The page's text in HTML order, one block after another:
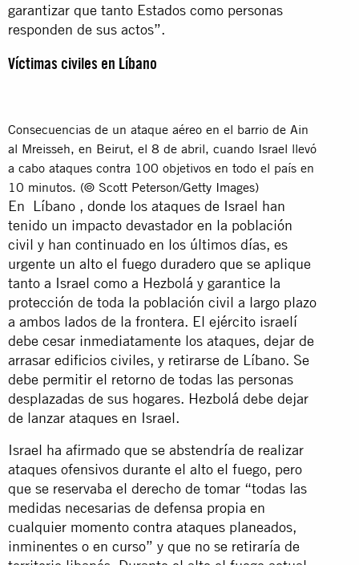
garantizar que tanto Estados como personas
responden de sus actos”.
Víctimas civiles en Líbano
Consecuencias de un ataque aéreo en el barrio de Ain
al Mreisseh, en Beirut, el 8 de abril, cuando Israel llevó
a cabo ataques contra 100 objetivos en todo el país en
10 minutos. (© Scott Peterson/Getty Images)
En Líbano , donde los ataques de Israel han
tenido un impacto devastador en la población
civil y han continuado en los últimos días, es
urgente un alto el fuego duradero que se aplique
tanto a Israel como a Hezbolá y garantice la
protección de toda la población civil a largo plazo
a ambos lados de la frontera. El ejército israelí
debe cesar inmediatamente los ataques, dejar de
arrasar edificios civiles, y retirarse de Líbano. Se
debe permitir el retorno de todas las personas
desplazadas de sus hogares. Hezbolá debe dejar
de lanzar ataques en Israel.
Israel ha afirmado que se abstendría de realizar
ataques ofensivos durante el alto el fuego, pero
que se reservaba el derecho de tomar “todas las
medidas necesarias de defensa propia en
cualquier momento contra ataques planeados,
inminentes o en curso” y que no se retiraría de